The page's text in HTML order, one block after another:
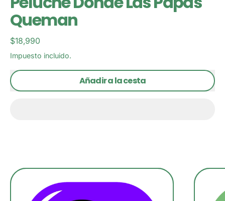
Queman
Precio habitual
$18,990
Impuesto incluido.
Añadir a la cesta